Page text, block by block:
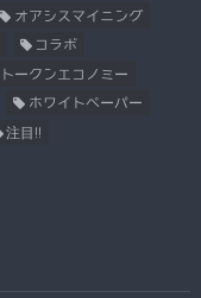
オアシスマイニング
コラボ
トークンエコノミー
ホワイトペーパー
注目!!